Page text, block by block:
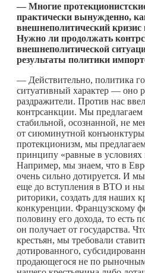
— Многие
практически вынужденно,
внешнеполитический кризис
Нужно ли продолжать
внешнеполитической
результаты политики
— Действительно, политика
ситуативный характер — оно
раздражители. Против нас
контрсанкции. Мы предлагаем
стабильной, осознанной, не
от сиюминутной
протекционизм, мы
принципу «равные в условиях
Например, мы знаем, что в
очень сильно дотируется. И
еще до вступления в ВТО и
риторики, создать для наших
конкуренции. Французскому
половину его дохода, то есть
он получает от государства.
крестьян, мы требовали
дотированного,
продающегося не по